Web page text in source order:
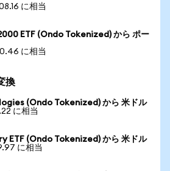
に相当
ETF (Ondo Tokenized) から ポー
に相当
換
(Ondo Tokenized) から 米ドル
に相当
ETF (Ondo Tokenized) から 米ドル
に相当